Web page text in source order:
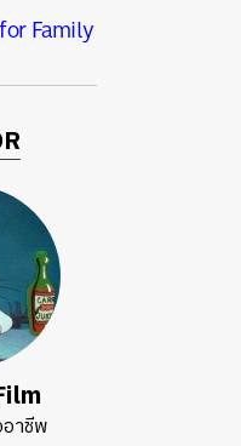
Family
าชีพ